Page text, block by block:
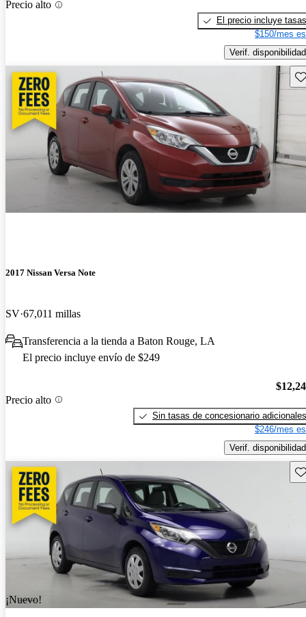
Precio alto
El precio incluye tasas
$150/mes
Verif. disponibilidad
2017 Nissan Versa Note
SV 67,011 millas
Transferencia a la tienda a Baton Rouge, LA
El precio incluye envío de $249
Precio alto
Sin tasas de concesionario adicionales
$246/mes
Verif. disponibilidad
¡Nuevo!